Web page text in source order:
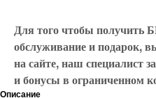
Для того чтобы
обслуживание и подарок,
на сайте, наш специалист
и бонусы в ограниченном
Описание